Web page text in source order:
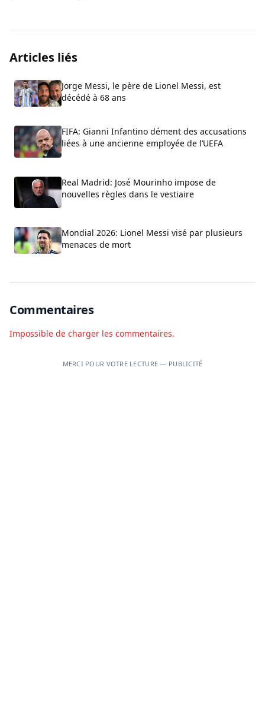
Articles liés
Jorge Messi, le père de Lionel Messi, est
décédé à 68 ans
FIFA: Gianni Infantino dément des accusations
liées à une ancienne employée de l’UEFA
Real Madrid: José Mourinho impose de
nouvelles règles dans le vestiaire
Mondial 2026: Lionel Messi visé par plusieurs
menaces de mort
Commentaires
Impossible de charger les commentaires.
MERCI POUR VOTRE LECTURE — PUBLICITÉ